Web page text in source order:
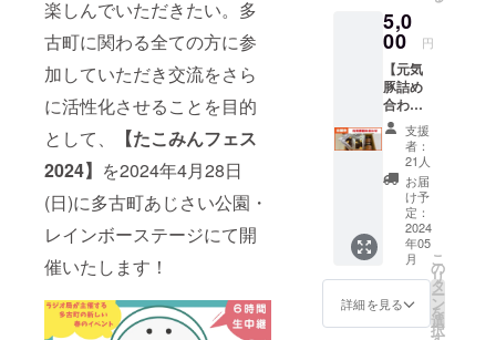
楽しんでいただきたい。多
古町に関わる全ての方に参
加していただき交流をさら
に活性化させることを目的
として、
【たこみんフェス
2024】 を2024年4月28日
(日)に多古町あじさい公園・
レインボーステージにて開
催いたします！
に発信して
いる。
2023年4月、
YouTube
チャンネル
の企画とし
て始めたプ
ロジェクト
をきっかけ
に千葉県多
オ局「たこ
とパッ
ケージ
ザイン
が異な
る場合
があり
ますの
で、あ
らかじ
めご了
承くだ
さい。
※たこみ
んFM応
援団は
Facebo
お届
け！ ・
多古米
玄米グ
ラノー
ラ「ブ
ラノー
ラ」 ・
たこみ
ん応援
団へ入
団 （１
年間）
・応援
団限定
イベン
トの参
5,0
00 円
【元気
豚詰め
合わ
せ】 金
額：
5,000円
多古町
のブラ
ンド豚
「元気
豚」の
詰め合
わせを
お届
け！ ・
支援
者：
21人
お届
け予
定：
2024
年05
月
詳細を見る
こ
の
リ
タ
ー
ン
を
選
択